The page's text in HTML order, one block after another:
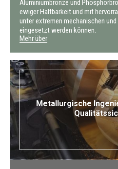
Aluminiumbronze und
ewiger Haltbarkeit und mit
unter extremen mechanischen
eingesetzt werden können.
Mehr über
Metallurgische